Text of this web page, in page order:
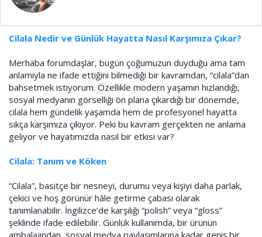
a
i
i
Cilala Nedir ve Günlük Hayatta Nasıl Karşımıza Çıkar?
Merhaba forumdaşlar, bugün çoğumuzun duyduğu ama tam
anlamıyla ne ifade ettiğini bilmediği bir kavramdan, “cilala”dan
bahsetmek istiyorum. Özellikle modern yaşamın hızlandığı,
sosyal medyanın görselliği ön plana çıkardığı bir dönemde,
cilala hem gündelik yaşamda hem de profesyonel hayatta
sıkça karşımıza çıkıyor. Peki bu kavram gerçekten ne anlama
geliyor ve hayatımızda nasıl bir etkisi var?
Cilala: Tanım ve Köken
“Cilala”, basitçe bir nesneyi, durumu veya kişiyi daha parlak,
çekici ve hoş görünür hâle getirme çabası olarak
tanımlanabilir. İngilizce’de karşılığı “polish” veya “gloss”
şeklinde ifade edilebilir. Günlük kullanımda, bir ürünün
ambalajından, sosyal medya paylaşımlarına kadar geniş bir